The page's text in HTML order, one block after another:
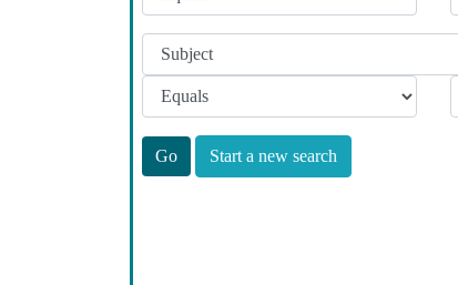
Start a new search